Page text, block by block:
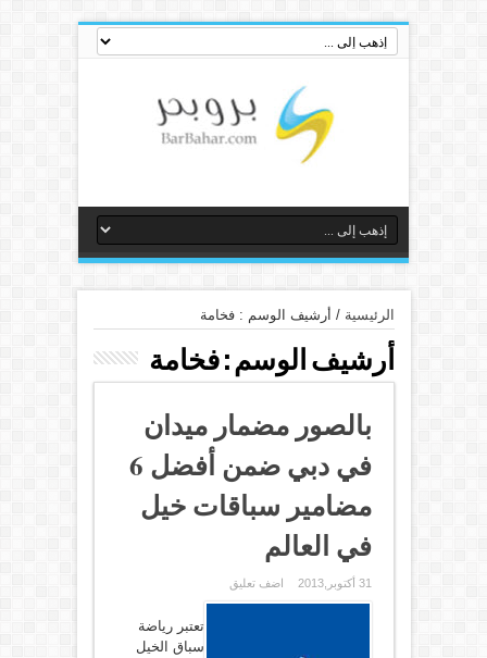
الرئيسية / أرشيف الوسم : فخامة
أرشيف الوسم :فخامة
بالصور مضمار ميدان
في دبي ضمن أفضل 6
مضامير سباقات خيل
في العالم
31 أكتوبر,2013 اضف تعليق
تعتبر رياضة
سباق الخيل